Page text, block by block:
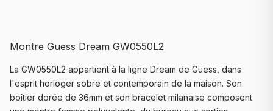
Montre Guess Dream GW0550L2
La GW0550L2 appartient à la ligne Dream de Guess, dans
l'esprit horloger sobre et contemporain de la maison. Son
boîtier dorée de 36mm et son bracelet milanaise composent